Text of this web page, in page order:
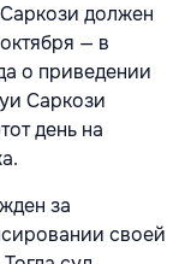
должен
— в
о приведении
Саркози
день на
за
своей